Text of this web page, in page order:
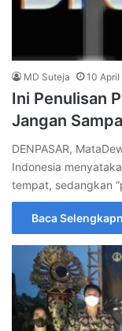
MD Suteja 10
Ini Penulisan
Jangan
DENPASAR,
Indonesia
tempat, sedangkan
Baca